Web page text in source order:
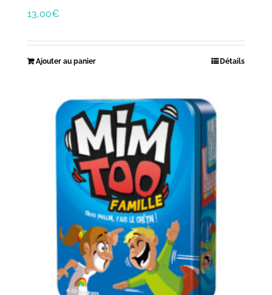
13,00€
Ajouter au panier Détails